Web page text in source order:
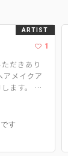
1
だきあり
アメイクア
ます。 主
、MV撮影
ターです。
である2%
周りを調
す
ARTIST